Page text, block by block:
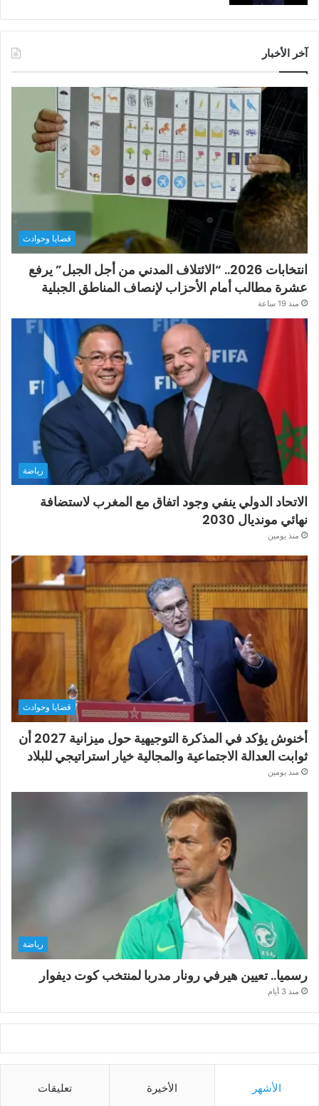
آخر الأخبار
قضايا وحوادث
انتخابات 2026.. “الائتلاف المدني من أجل الجبل” يرفع
عشرة مطالب أمام الأحزاب لإنصاف المناطق الجبلية
منذ 19 ساعة
رياضة
الاتحاد الدولي ينفي وجود اتفاق مع المغرب لاستضافة
نهائي مونديال 2030
منذ يومين
قضايا وحوادث
أخنوش يؤكد في المذكرة التوجيهية حول ميزانية 2027 أن
ثوابت العدالة الاجتماعية والمجالية خيار استراتيجي للبلاد
منذ يومين
رياضة
رسميا.. تعيين هيرفي رونار مدربا لمنتخب كوت ديفوار
منذ 3 أيام
الأشهر الأخيرة تعليقات